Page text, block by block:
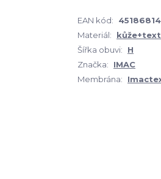
EAN kód:
Materiál:
Šířka obuvi:
H
Značka:
IMAC
Membrána: